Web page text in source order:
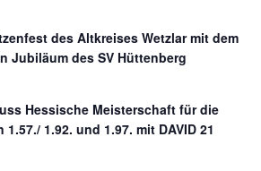
des Altkreises Wetzlar mit dem
Jubiläum des SV Hüttenberg
Hessische Meisterschaft für die
1.57./ 1.92. und 1.97. mit DAVID 21